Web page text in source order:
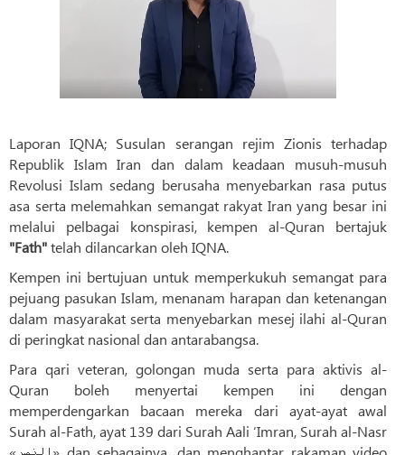
Laporan IQNA; Susulan serangan rejim Zionis terhadap
Republik Islam Iran dan dalam keadaan musuh-musuh
Revolusi Islam sedang berusaha menyebarkan rasa putus
asa serta melemahkan semangat rakyat Iran yang besar ini
melalui pelbagai konspirasi, kempen al-Quran bertajuk
"Fath"telah dilancarkan oleh IQNA.
Kempen ini bertujuan untuk memperkukuh semangat para
pejuang pasukan Islam, menanam harapan dan ketenangan
dalam masyarakat serta menyebarkan mesej ilahi al-Quran
di peringkat nasional dan antarabangsa.
Para qari veteran, golongan muda serta para aktivis al-
Quran boleh menyertai kempen ini dengan
memperdengarkan bacaan mereka dari ayat-ayat awal
Surah al-Fath, ayat 139 dari Surah Aali ‘Imran, Surah al-Nasr